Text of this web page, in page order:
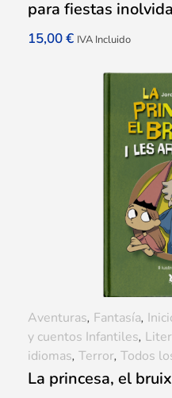
para fiestas
15,00€ IVA Incluido
La princesa, el
Aventuras, Fantasía,
y cuentos Infantiles,
idiomas, Terror, Todos